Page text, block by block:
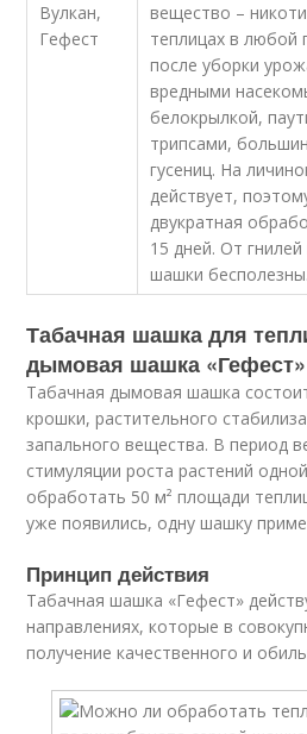
Вулкан,
Гефест
вещество –
теплицах в любой
после уборки
вредными
белокрылкой,
трипсами,
гусениц. На
действует,
двукратная
15 дней. От
шашки бесполезны.
Табачная шашка для
дымовая шашка «Гефест»
Табачная дымовая шашка
крошки, растительного
запального вещества. В период
стимуляции роста растений
обработать 50 м² площади
уже появились, одну шашку
Принцип действия
Табачная шашка «Гефест»
направлениях, которые в
получение качественного и